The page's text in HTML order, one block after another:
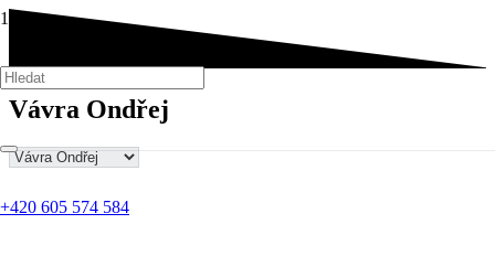
+420 605 574 584
Vávra Ondřej